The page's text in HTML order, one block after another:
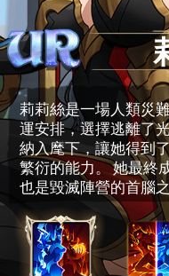
莉莉絲是一場人類災
運安排，選擇逃離了
納入麾下，讓她得到
繁衍的能力。 她最終
也是毀滅陣營的首腦